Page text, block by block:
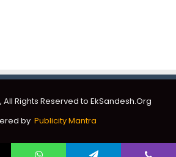
Rights Reserved to EkSandesh.Org
by Publicity Mantra